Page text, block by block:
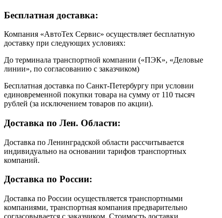
Бесплатная доставка:
Компания «АвтоТех Сервис» осуществляет бесплатную
доставку при следующих условиях:
До терминала транспортной компании («ПЭК», «Деловые
линии», по согласованию с заказчиком)
Бесплатная доставка по Санкт-Петербургу при условии
единовременной покупки товара на сумму от 110 тысяч
рублей (за исключением товаров по акции).
Доставка по Лен. Области:
Доставка по Ленинградской области рассчитывается
индивидуально на основании тарифов транспортных
компаний.
Доставка по России:
Доставка по России осуществляется транспортными
компаниями, транспортная компания предварительно
согласовывается с заказчиком. Стоимость доставки